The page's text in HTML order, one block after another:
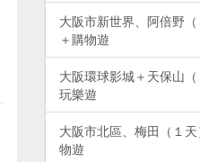
大阪市新世界、阿倍野
＋購物遊
大阪環球影城＋天保山
玩樂遊
大阪市北區、梅田（１
物遊